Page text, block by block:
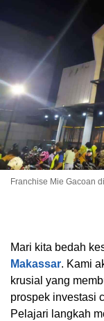
Franchise Mie Gacoan
Mari kita bedah
Makassar. Kami
krusial yang
prospek investasi
Pelajari langkah